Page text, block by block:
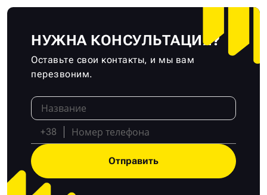
НУЖНА КОНСУЛЬТАЦИЯ?
Оставьте свои контакты, и мы вам
перезвоним.
+38
Отправить